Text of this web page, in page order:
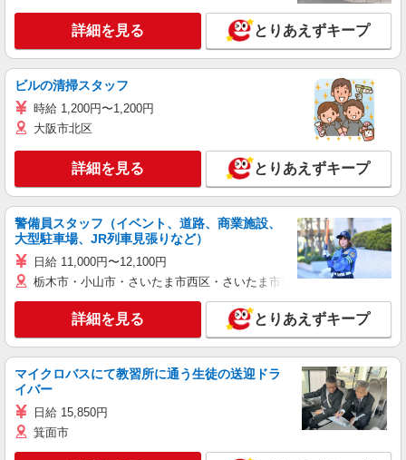
詳細を見る とりあえずキープ
ビルの清掃スタッフ
時給 1,200円〜1,200円
大阪市北区
詳細を見る とりあえずキープ
警備員スタッフ（イベント、道路、商業施設、
大型駐車場、JR列車見張りなど）
日給 11,000円〜12,100円
栃木市・小山市・さいたま市西区・さいたま市岩槻区・久喜市・蓮田
詳細を見る とりあえずキープ
マイクロバスにて教習所に通う生徒の送迎ドラ
イバー
日給 15,850円
箕面市